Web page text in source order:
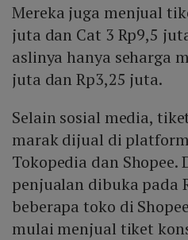
Mereka juga menjual
juta dan Cat 3 Rp9,5
aslinya hanya seharga
juta dan Rp3,25 juta.
Selain sosial media,
marak dijual di
Tokopedia dan Shopee.
penjualan dibuka pada
beberapa toko di
mulai menjual tiket